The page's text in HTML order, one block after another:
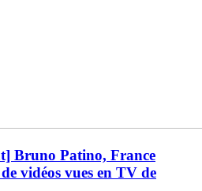
Bruno Patino, France
vidéos vues en TV de